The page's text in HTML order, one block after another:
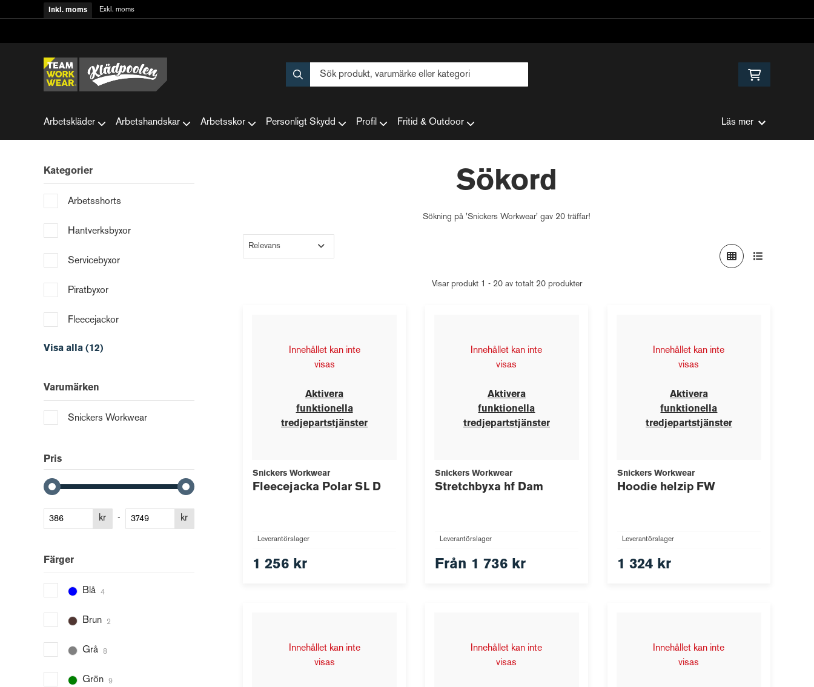
Inkl. moms Exkl. moms
Arbetskläder Arbetshandskar Arbetsskor Personligt Skydd Profil Fritid & Outdoor Läs mer
Kategorier
Arbetsshorts
Hantverksbyxor
Servicebyxor
Piratbyxor
Fleecejackor
Visa alla (12)
Varumärken
Snickers Workwear
Pris
kr - kr
Färger
Blå 4
Brun 2
Grå 8
Grön 9
Sökord
Sökning på 'Snickers Workwear' gav 20 träffar!
Visar produkt 1 - 20 av totalt 20 produkter
Innehållet kan inte
visas
Aktivera
funktionella
tredjepartstjänster
Snickers Workwear
Fleecejacka Polar SL D
Leverantörslager
1 256 kr
Innehållet kan inte
visas
Aktivera
funktionella
tredjepartstjänster
Snickers Workwear
Stretchbyxa hf Dam
Leverantörslager
Från 1 736 kr
Innehållet kan inte
visas
Aktivera
funktionella
tredjepartstjänster
Snickers Workwear
Hoodie helzip FW
Leverantörslager
1 324 kr
Innehållet kan inte
visas
Innehållet kan inte
visas
Innehållet kan inte
visas